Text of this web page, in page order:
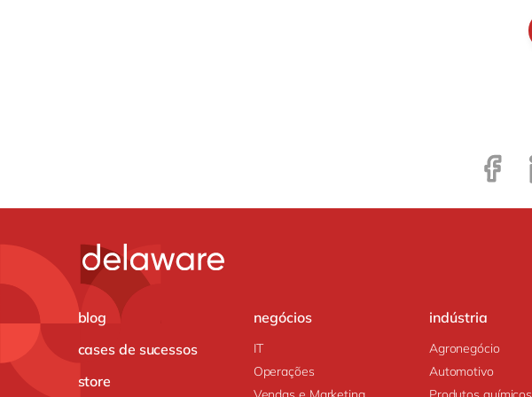
blog
cases de sucessos
store
negócios
IT
Operações
indústria
Agronegócio
Automotivo